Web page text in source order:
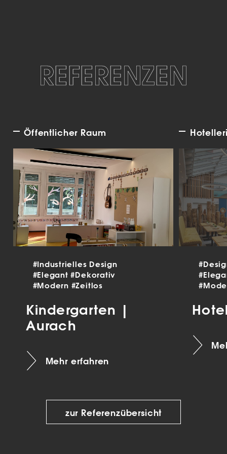
REFERENZEN
Öffentlicher Raum
#Industrielles Design
#Elegant#Dekorativ
#Modern #Zeitlos
Kindergarten |
Aurach
Mehr erfahren
zur Referenzübersicht